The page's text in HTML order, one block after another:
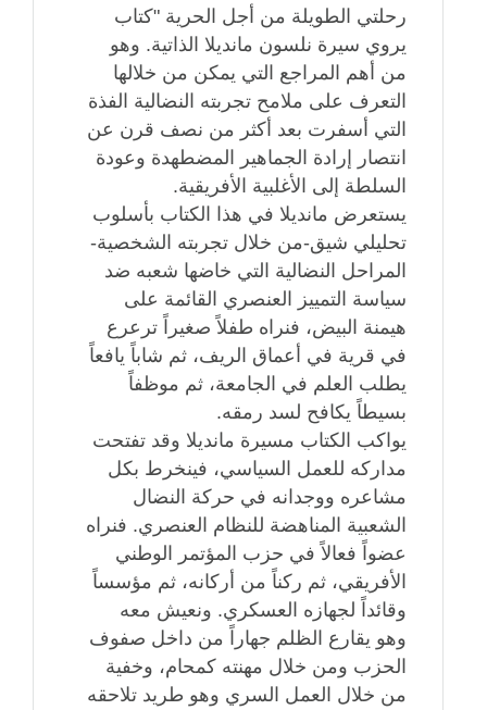
رحلتي الطويلة من أجل الحرية "كتاب
يروي سيرة نلسون مانديلا الذاتية. وهو
من أهم المراجع التي يمكن من خلالها
التعرف على ملامح تجربته النضالية الفذة
التي أسفرت بعد أكثر من نصف قرن عن
انتصار إرادة الجماهير المضطهدة وعودة
السلطة إلى الأغلبية الأفريقية.
يستعرض مانديلا في هذا الكتاب بأسلوب
تحليلي شيق-من خلال تجربته الشخصية-
المراحل النضالية التي خاضها شعبه ضد
سياسة التمييز العنصري القائمة على
هيمنة البيض، فنراه طفلاً صغيراً ترعرع
في قرية في أعماق الريف، ثم شاباً يافعاً
يطلب العلم في الجامعة، ثم موظفاً
بسيطاً يكافح لسد رمقه.
يواكب الكتاب مسيرة مانديلا وقد تفتحت
مداركه للعمل السياسي، فينخرط بكل
مشاعره ووجدانه في حركة النضال
الشعبية المناهضة للنظام العنصري. فنراه
عضواً فعالاً في حزب المؤتمر الوطني
الأفريقي، ثم ركناً من أركانه، ثم مؤسساً
وقائداً لجهازه العسكري. ونعيش معه
وهو يقارع الظلم جهاراً من داخل صفوف
الحزب ومن خلال مهنته كمحام، وخفية
من خلال العمل السري وهو طريد تلاحقه